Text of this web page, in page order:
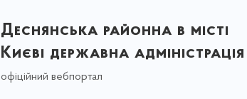
Деснянська районна в місті
Києві державна адміністрація
офіційний вебпортал